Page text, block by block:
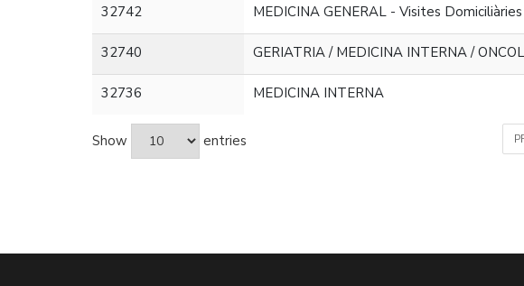
32742 MEDICINA GENERAL - Visites Domiciliàries
32740 GERIATRIA / MEDICINA INTERNA /
32736 MEDICINA INTERNA
Show entries